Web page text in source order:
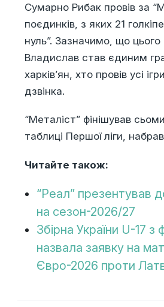
Сумарно Рибак провів за
поєдинків, з яких 21
нуль”. Зазначимо, що цього
Владислав став єдиним
харків’ян, хто провів усі
дзвінка.
“Металіст” фінішував
таблиці Першої ліги,
Читайте також:
“Реал”
на сезон-2026/27
Збірна України U-17 з
назвала заявку на
Євро-2026 проти